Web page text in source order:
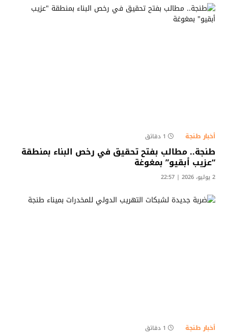
أخبار طنجة 1 دقائق
طنجة.. مطالب بفتح تحقيق في رخص البناء بمنطقة
“عزيب أبقيو” بمغوغة
2 يوليو، 2026 | 22:57
أخبار طنجة 1 دقائق